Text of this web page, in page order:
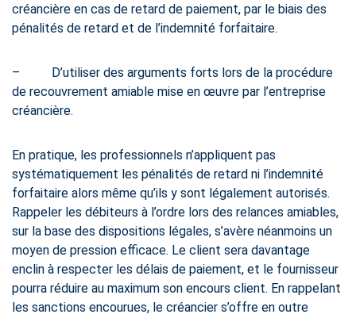
créancière en cas de retard de paiement, par le biais des
pénalités de retard et de l’indemnité forfaitaire.
– D’utiliser des arguments forts lors de la procédure
de recouvrement amiable mise en œuvre par l’entreprise
créancière.
En pratique, les professionnels n’appliquent pas
systématiquement les pénalités de retard ni l’indemnité
forfaitaire alors même qu’ils y sont légalement autorisés.
Rappeler les débiteurs à l’ordre lors des relances amiables,
sur la base des dispositions légales, s’avère néanmoins un
moyen de pression efficace. Le client sera davantage
enclin à respecter les délais de paiement, et le fournisseur
pourra réduire au maximum son encours client. En rappelant
les sanctions encourues, le créancier s’offre en outre